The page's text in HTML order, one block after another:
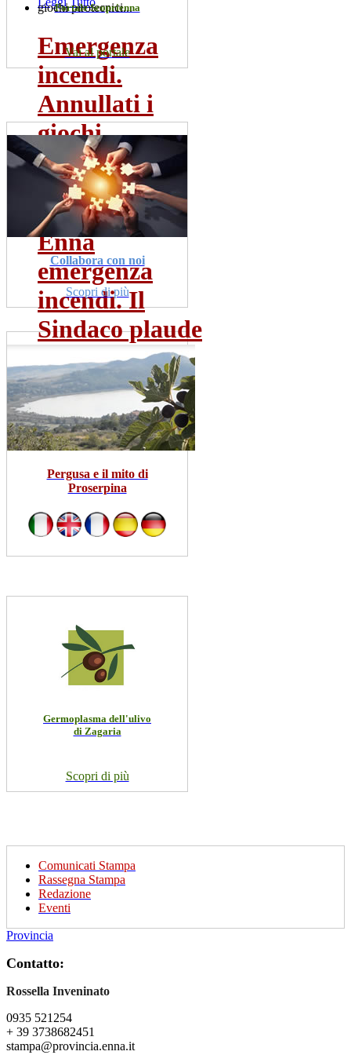
Emergenza
incendi.
Annullati i
giochi
pirotecnici...
dom 19 lug
Leggi Tutto
Enna
emergenza
incendi. Il
Sindaco plaude
al...
dom 19 lug
Leggi Tutto
Portale Scoprienna
Vai al portale
Collabora con noi
Scopri di più
Pergusa e il mito di
Proserpina
Germoplasma dell'ulivo
di Zagaria
Scopri di più
Comunicati Stampa
Rassegna Stampa
Redazione
Eventi
Provincia
Contatto:
Rossella Inveninato
0935 521254
+ 39 3738682451
stampa@provincia.enna.it